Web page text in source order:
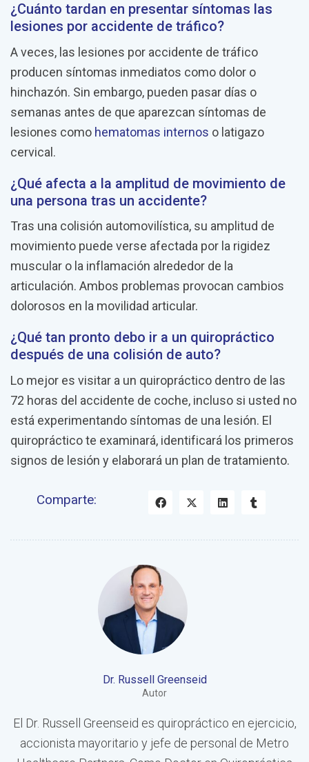
¿Cuánto tardan en presentar síntomas las
lesiones por accidente de tráfico?
A veces, las lesiones por accidente de tráfico
producen síntomas inmediatos como dolor o
hinchazón. Sin embargo, pueden pasar días o
semanas antes de que aparezcan síntomas de
lesiones como hematomas internos o latigazo
cervical.
¿Qué afecta a la amplitud de movimiento de
una persona tras un accidente?
Tras una colisión automovilística, su amplitud de
movimiento puede verse afectada por la rigidez
muscular o la inflamación alrededor de la
articulación. Ambos problemas provocan cambios
dolorosos en la movilidad articular.
¿Qué tan pronto debo ir a un quiropráctico
después de una colisión de auto?
Lo mejor es visitar a un quiropráctico dentro de las
72 horas del accidente de coche, incluso si usted no
está experimentando síntomas de una lesión. El
quiropráctico te examinará, identificará los primeros
signos de lesión y elaborará un plan de tratamiento.
Comparte:
Dr. Russell Greenseid
Autor
El Dr. Russell Greenseid es quiropráctico en ejercicio,
accionista mayoritario y jefe de personal de Metro